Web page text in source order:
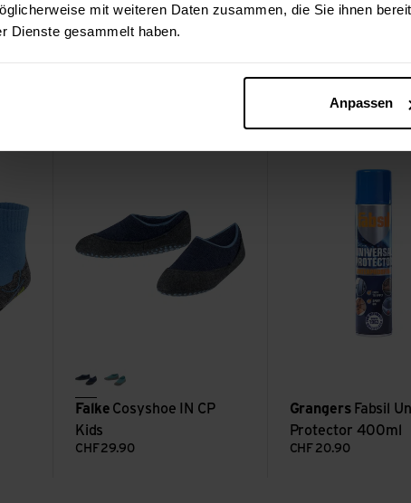
mit weiteren Daten zusammen, die Sie ihnen
Dienste gesammelt haben.
Anpassen
mel.
darkbluekey largo
Falke Cosyshoe IN CP
Kids
CHF 29.90
Grangers Fabsil
Protector 400ml
CHF 20.90